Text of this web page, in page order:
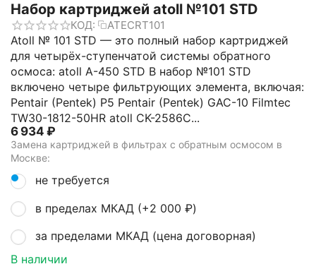
Набор картриджей atoll №101 STD
КОД: ATECRT101
Atoll № 101 STD — это полный набор картриджей
для четырёх-ступенчатой системы обратного
осмоса: atoll A-450 STD В набор №101 STD
включено четыре фильтрующих элемента, включая:
Pentair (Pentek) P5 Pentair (Pentek) GAC-10 Filmtec
TW30-1812-50HR atoll CK-2586C...
6 934 ₽
Замена картриджей в фильтрах с обратным осмосом в
Москве:
не требуется
в пределах МКАД (+2 000 ₽)
за пределами МКАД (цена договорная)
В наличии